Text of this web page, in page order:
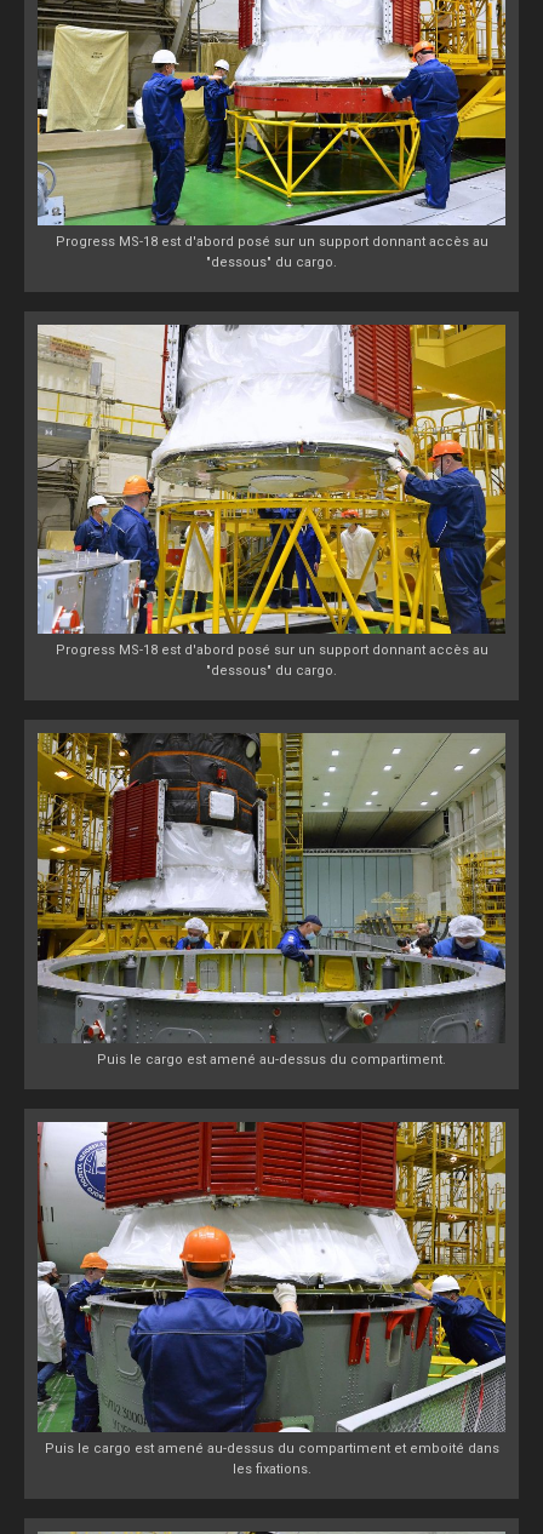
Progress MS-18 est d'abord posé sur un support donnant accès au
"dessous" du cargo.
Progress MS-18 est d'abord posé sur un support donnant accès au
"dessous" du cargo.
Puis le cargo est amené au-dessus du compartiment.
Puis le cargo est amené au-dessus du compartiment et emboité dans
les fixations.